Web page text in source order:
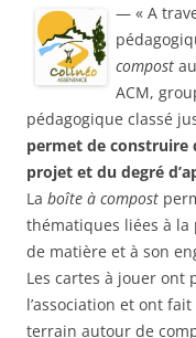
— « A
compost
ACM,
pédagogique classé
permet de construire
projet et du degré
La boîte à compost
thématiques liées à la
de matière et à son
Les cartes à jouer ont
l’association et ont
terrain autour de